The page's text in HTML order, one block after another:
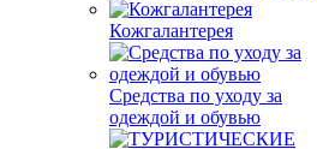
Кожгалантерея
Средства по уходу за
одеждой и обувью